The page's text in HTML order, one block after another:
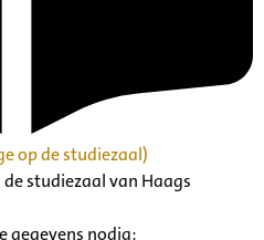
op de studiezaal)
studiezaal van Haags
gegevens nodig: